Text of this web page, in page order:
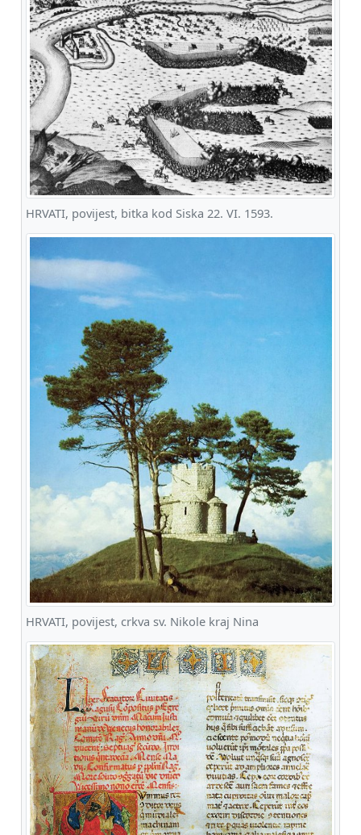
HRVATI, povijest, bitka kod Siska 22. VI. 1593.
HRVATI, povijest, crkva sv. Nikole kraj Nina